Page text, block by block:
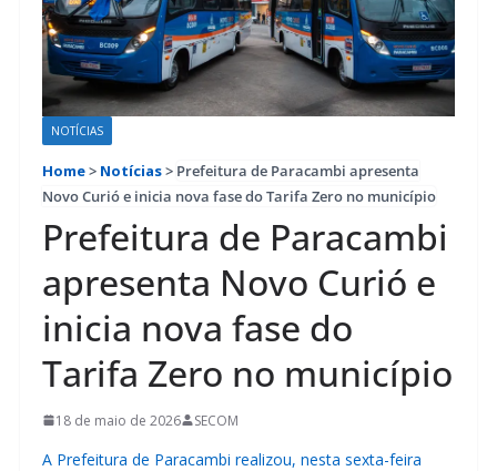
NOTÍCIAS
Home> Notícias> Prefeitura de Paracambi apresenta
Novo Curió e inicia nova fase do Tarifa Zero no município
Prefeitura de Paracambi
apresenta Novo Curió e
inicia nova fase do
Tarifa Zero no município
18 de maio de 2026 SECOM
A Prefeitura de Paracambi realizou, nesta sexta-feira